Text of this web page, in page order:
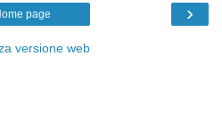
›
page
versione web